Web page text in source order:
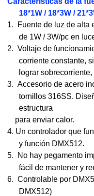
18*1W / 18*3W /
1.
Fuente de luz de alta
de 1W / 3W/pc en
2. Voltaje de
corriente constante,
lograr
3. Accesorio de acero
tornillos 316SS.
estructura
para enviar calor.
4. Un controlador que
y función DMX512.
5.
No hay pegamento
fácil de mantener y
6. Controlable por
DMX512)